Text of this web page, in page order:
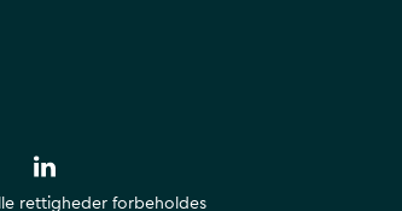
rettigheder forbeholdes